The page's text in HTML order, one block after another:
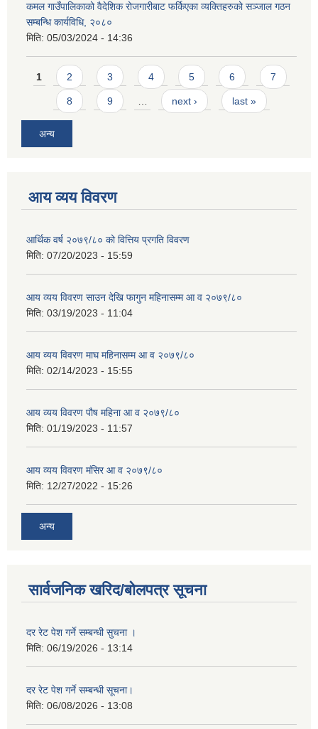
कमल गाउँपालिकाको वैदेशिक रोजगारीबाट फर्किएका व्यक्तिहरुको सञ्जाल गठन
सम्बन्धि कार्यविधि, २०८०
मिति: 05/03/2024 - 14:36
Pages
1 2 3 4 5 6 7
8 9 next › last »
अन्य
आय व्यय विवरण
आर्थिक वर्ष २०७९/८० को वित्तिय प्रगति विवरण
मिति: 07/20/2023 - 15:59
आय व्यय विवरण साउन देखि फागुन महिनासम्म आ व २०७९/८०
मिति: 03/19/2023 - 11:04
आय व्यय विवरण माघ महिनासम्म आ व २०७९/८०
मिति: 02/14/2023 - 15:55
आय व्यय विवरण पौष महिना आ व २०७९/८०
मिति: 01/19/2023 - 11:57
आय व्यय विवरण मंसिर आ व २०७९/८०
मिति: 12/27/2022 - 15:26
अन्य
सार्वजनिक खरिद/बोलपत्र सूचना
दर रेट पेश गर्ने सम्बन्धी सुचना ।
मिति: 06/19/2026 - 13:14
दर रेट पेश गर्ने सम्बन्धी सूचना।
मिति: 06/08/2026 - 13:08